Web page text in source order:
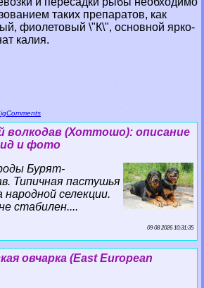
таких препаратов, как
фиолетовый \"К\", основной ярко-
калия.
волкодав (Хоттошо): описание
и фото
Бурят-
Типичная пастушья
селекции.
стабилен....
09 08 2026 10:31:35
овчарка (East European